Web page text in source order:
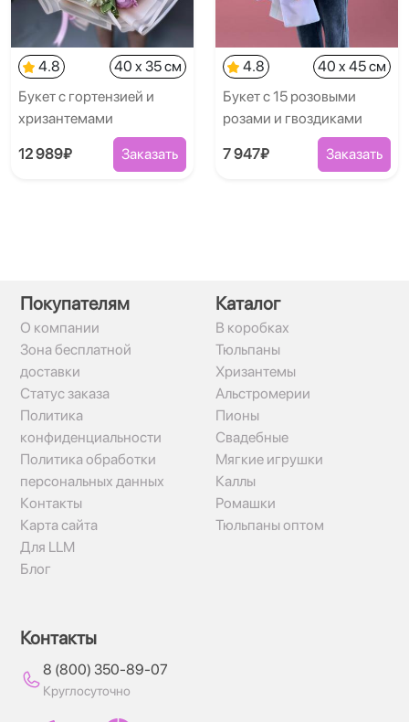
4.8
40 x 35 см
Букет с гортензией и
хризантемами
12 989₽ Заказать
4.8
40 x 45 см
Букет с 15 розовыми
розами и гвоздиками
7 947₽ Заказать
Покупателям
О компании
Зона бесплатной
доставки
Статус заказа
Политика
конфиденциальности
Политика обработки
персональных данных
Контакты
Карта сайта
Для LLM
Блог
Каталог
В коробках
Тюльпаны
Хризантемы
Альстромерии
Пионы
Свадебные
Мягкие игрушки
Каллы
Ромашки
Тюльпаны оптом
Контакты
8 (800) 350-89-07
Круглосуточно